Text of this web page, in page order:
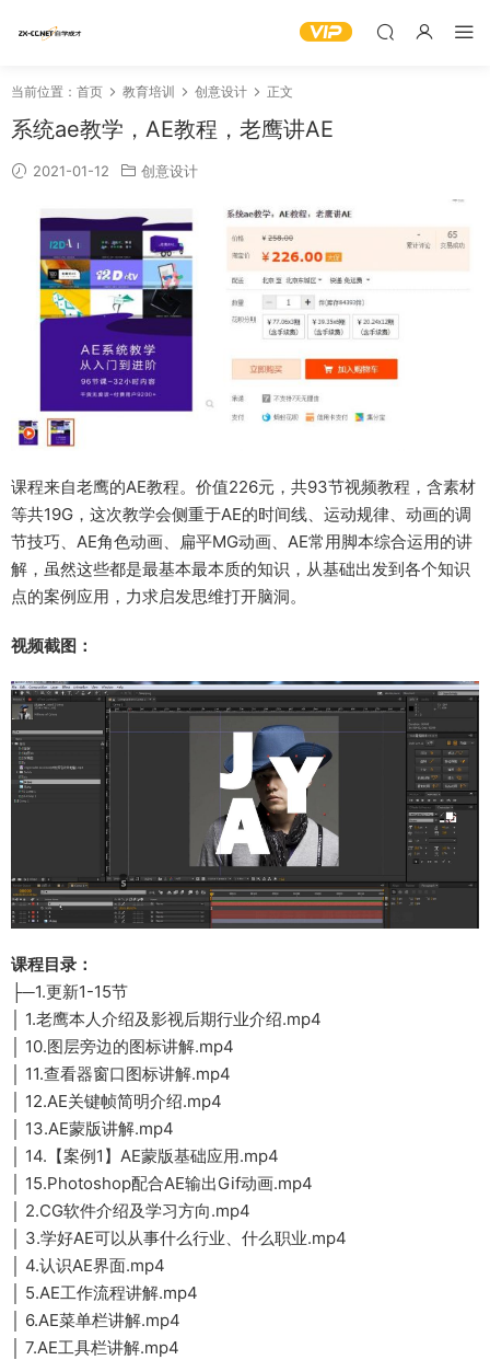
当前位置： 首页 教育培训 创意设计 正文
系统ae教学，AE教程，老鹰讲AE
2021-01-12 创意设计
课程来自老鹰的AE教程。价值226元，共93节视频教程，含素材
等共19G，这次教学会侧重于AE的时间线、运动规律、动画的调
节技巧、AE角色动画、扁平MG动画、AE常用脚本综合运用的讲
解，虽然这些都是最基本最本质的知识，从基础出发到各个知识
点的案例应用，力求启发思维打开脑洞。
视频截图：
课程目录：
├─1.更新1-15节
│ 1.老鹰本人介绍及影视后期行业介绍.mp4
│ 10.图层旁边的图标讲解.mp4
│ 11.查看器窗口图标讲解.mp4
│ 12.AE关键帧简明介绍.mp4
│ 13.AE蒙版讲解.mp4
│ 14.【案例1】AE蒙版基础应用.mp4
│ 15.Photoshop配合AE输出Gif动画.mp4
│ 2.CG软件介绍及学习方向.mp4
│ 3.学好AE可以从事什么行业、什么职业.mp4
│ 4.认识AE界面.mp4
│ 5.AE工作流程讲解.mp4
│ 6.AE菜单栏讲解.mp4
│ 7.AE工具栏讲解.mp4